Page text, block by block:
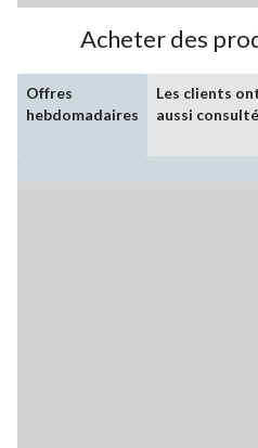
Acheter des
Offres
hebdomadaires
Les clients
aussi consulté